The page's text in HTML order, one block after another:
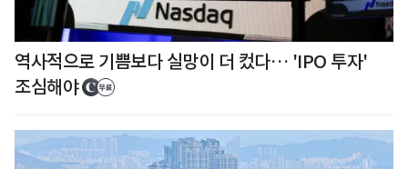
역사적으로 기쁨보다 실망이 더 컸다… 'IPO 투자'
조심해야